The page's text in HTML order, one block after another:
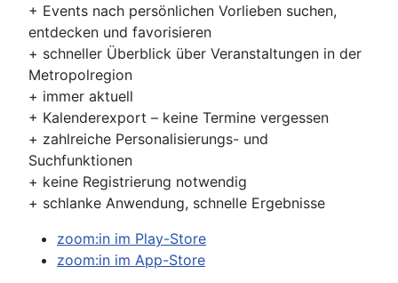
+ Events nach persönlichen Vorlieben suchen,
entdecken und favorisieren
+ schneller Überblick über Veranstaltungen in der
Metropolregion
+ immer aktuell
+ Kalenderexport – keine Termine vergessen
+ zahlreiche Personalisierungs- und
Suchfunktionen
+ keine Registrierung notwendig
+ schlanke Anwendung, schnelle Ergebnisse
zoom:in im Play-Store
zoom:in im App-Store